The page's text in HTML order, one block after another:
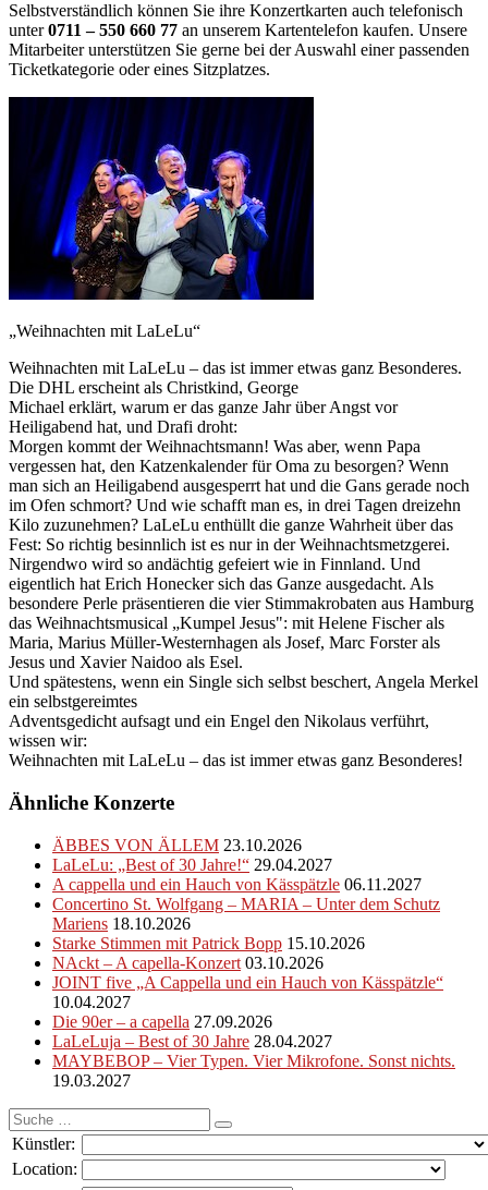
Selbstverständlich können Sie ihre Konzertkarten auch telefonisch
unter0711 – 550 660 77 an unserem Kartentelefon kaufen. Unsere
Mitarbeiter unterstützen Sie gerne bei der Auswahl einer passenden
Ticketkategorie oder eines Sitzplatzes.
„Weihnachten mit LaLeLu“
Weihnachten mit LaLeLu – das ist immer etwas ganz Besonderes.
Die DHL erscheint als Christkind, George
Michael erklärt, warum er das ganze Jahr über Angst vor
Heiligabend hat, und Drafi droht:
Morgen kommt der Weihnachtsmann! Was aber, wenn Papa
vergessen hat, den Katzenkalender für Oma zu besorgen? Wenn
man sich an Heiligabend ausgesperrt hat und die Gans gerade noch
im Ofen schmort? Und wie schafft man es, in drei Tagen dreizehn
Kilo zuzunehmen? LaLeLu enthüllt die ganze Wahrheit über das
Fest: So richtig besinnlich ist es nur in der Weihnachtsmetzgerei.
Nirgendwo wird so andächtig gefeiert wie in Finnland. Und
eigentlich hat Erich Honecker sich das Ganze ausgedacht. Als
besondere Perle präsentieren die vier Stimmakrobaten aus Hamburg
das Weihnachtsmusical „Kumpel Jesus": mit Helene Fischer als
Maria, Marius Müller-Westernhagen als Josef, Marc Forster als
Jesus und Xavier Naidoo als Esel.
Und spätestens, wenn ein Single sich selbst beschert, Angela Merkel
ein selbstgereimtes
Adventsgedicht aufsagt und ein Engel den Nikolaus verführt,
wissen wir:
Weihnachten mit LaLeLu – das ist immer etwas ganz Besonderes!
Ähnliche Konzerte
ÄBBES VON ÄLLEM 23.10.2026
LaLeLu: „Best of 30 Jahre!“ 29.04.2027
A cappella und ein Hauch von Kässpätzle 06.11.2027
Concertino St. Wolfgang – MARIA – Unter dem Schutz
Mariens 18.10.2026
Starke Stimmen mit Patrick Bopp 15.10.2026
NAckt – A capella-Konzert 03.10.2026
JOINT five „A Cappella und ein Hauch von Kässpätzle“
10.04.2027
Die 90er – a capella 27.09.2026
LaLeLuja – Best of 30 Jahre 28.04.2027
MAYBEBOP – Vier Typen. Vier Mikrofone. Sonst nichts.
19.03.2027
Suche
nach:
Künstler:
Location: